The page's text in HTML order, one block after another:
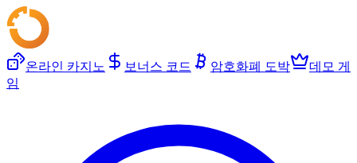
온라인 카지노 보너스 코드 암호화폐 도박
데모 게
임